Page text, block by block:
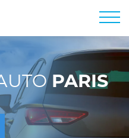
PARIS